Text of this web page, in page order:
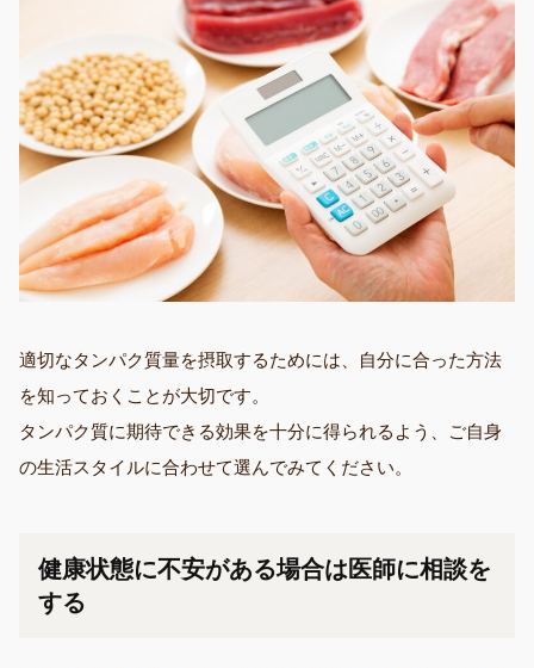
適切なタンパク質量を摂取するためには、自分に合った方法
を知っておくことが大切です。
タンパク質に期待できる効果を十分に得られるよう、ご自身
の生活スタイルに合わせて選んでみてください。
健康状態に不安がある場合は医師に相談を
する